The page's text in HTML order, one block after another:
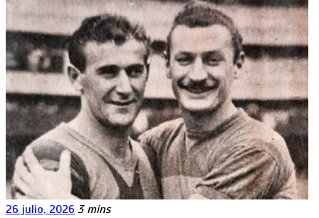
26 julio, 2026 3 mins